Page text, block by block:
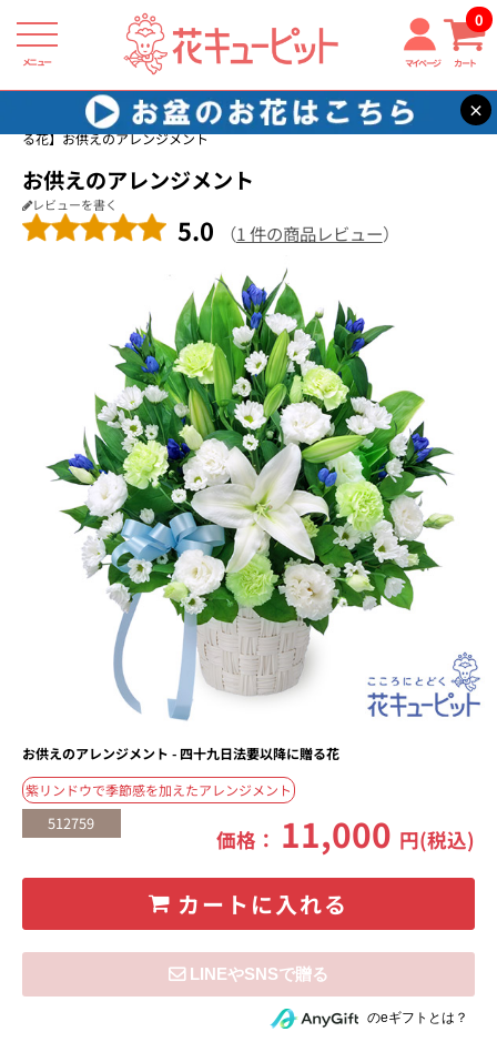
メニュー マイページ カート
0
×
花キューピット 四十九日法要以降に贈る花
【四十九日法要以降に贈
る花】お供えのアレンジメント
お供えのアレンジメント
レビューを書く
5.0 （1 件の商品レビュー）
お供えのアレンジメント - 四十九日法要以降に贈る花
紫リンドウで季節感を加えたアレンジメント
512759
価格： 11,000 円(税込)
カートに入れる
住所を知らない相手にeギフトで贈るのeギフトとは？